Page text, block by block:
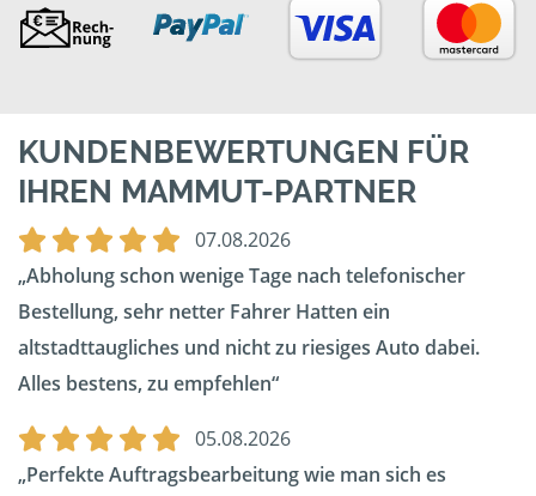
KUNDENBEWERTUNGEN FÜR
IHREN MAMMUT-PARTNER
07.08.2026
Abholung schon wenige Tage nach telefonischer
Bestellung, sehr netter Fahrer Hatten ein
altstadttaugliches und nicht zu riesiges Auto dabei.
Alles bestens, zu empfehlen
05.08.2026
Perfekte Auftragsbearbeitung wie man sich es